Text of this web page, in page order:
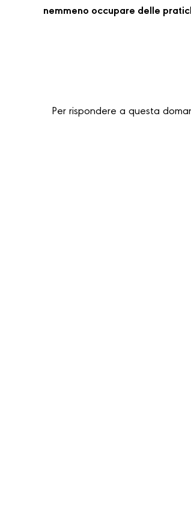
nemmeno occupare delle
Per rispondere a questa